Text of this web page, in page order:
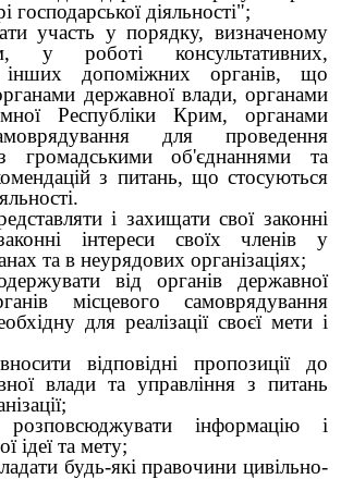
господарської діяльності";
участь у порядку, визначеному
у роботі консультативних,
допоміжних органів, що
державної влади, органами
Республіки Крим, органами
для проведення
з громадськими об'єднаннями та
з питань, що стосуються
і захищати свої законні
інтереси своїх членів у
та в неурядових організаціях;
від органів державної
місцевого самоврядування
для реалізації своєї мети і
відповідні пропозиції до
влади та управління з питань
інформацію і
ідеї та мету;
будь-які правочини цивільно-